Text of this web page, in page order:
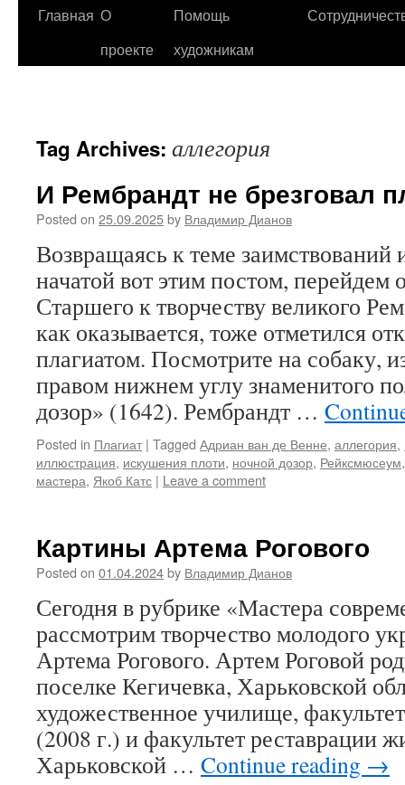
Главная О
проекте
Помощь
художникам
Tag Archives: аллегория
И Рембрандт не брезговал
Posted on 25.09.2025by Владимир Дианов
Возвращаясь к теме
начатой вот этим постом, перейдем
Старшего к творчеству великого
как оказывается, тоже отметился
плагиатом. Посмотрите на собаку,
правом нижнем углу знаменитого
дозор» (1642). Рембрандт …
Posted in Плагиат | Tagged Адриан ван де Венне, аллегория,
иллюстрация, искушения плоти, ночной дозор, Рейксмюсеум
мастера, Якоб Катс | Leave a comment
Картины Артема Рогового
Posted on 01.04.2024by Владимир Дианов
Сегодня в рубрике «Мастера
рассмотрим творчество молодого
Артема Рогового. Артем Роговой
поселке Кегичевка, Харьковской
художественное училище,
(2008 г.) и факультет реставрации
Харьковской … Continue reading →